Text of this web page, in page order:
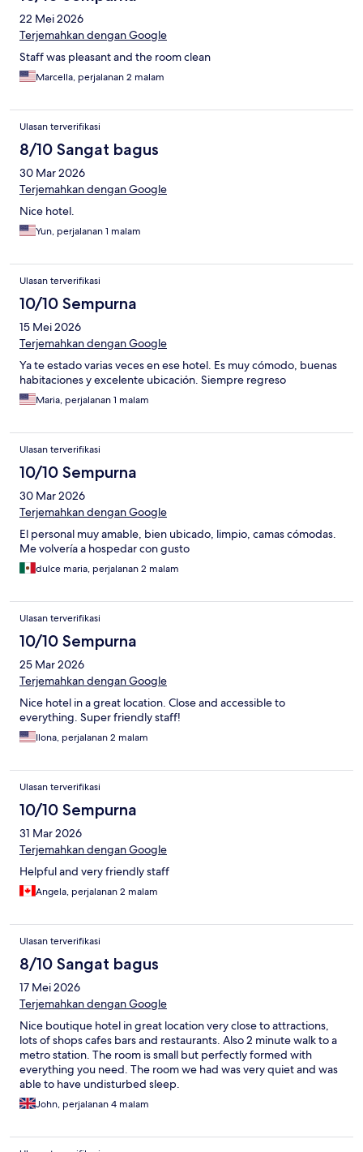
22 Mei 2026
Terjemahkan dengan Google
Staff was pleasant and the room clean
Marcella, perjalanan 2 malam
Ulasan terverifikasi
8/10 Sangat bagus
30 Mar 2026
Terjemahkan dengan Google
Nice hotel.
Yun, perjalanan 1 malam
Ulasan terverifikasi
10/10 Sempurna
15 Mei 2026
Terjemahkan dengan Google
Ya te estado varias veces en ese hotel. Es muy cómodo, buenas
habitaciones y excelente ubicación. Siempre regreso
Maria, perjalanan 1 malam
Ulasan terverifikasi
10/10 Sempurna
30 Mar 2026
Terjemahkan dengan Google
El personal muy amable, bien ubicado, limpio, camas cómodas.
Me volvería a hospedar con gusto
dulce maria, perjalanan 2 malam
Ulasan terverifikasi
10/10 Sempurna
25 Mar 2026
Terjemahkan dengan Google
Nice hotel in a great location. Close and accessible to
everything. Super friendly staff!
Ilona, perjalanan 2 malam
Ulasan terverifikasi
10/10 Sempurna
31 Mar 2026
Terjemahkan dengan Google
Helpful and very friendly staff
Angela, perjalanan 2 malam
Ulasan terverifikasi
8/10 Sangat bagus
17 Mei 2026
Terjemahkan dengan Google
Nice boutique hotel in great location very close to attractions,
lots of shops cafes bars and restaurants. Also 2 minute walk to a
metro station. The room is small but perfectly formed with
everything you need. The room we had was very quiet and was
able to have undisturbed sleep.
John, perjalanan 4 malam